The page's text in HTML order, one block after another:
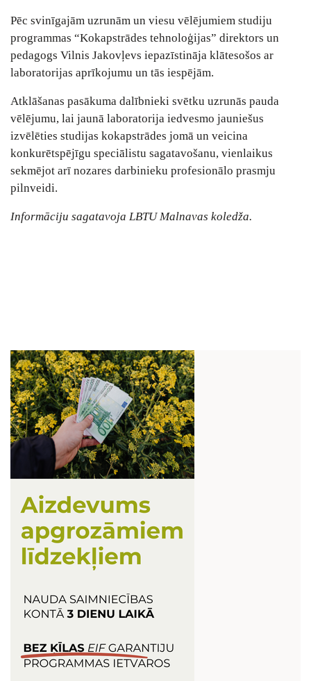
Pēc svinīgajām uzrunām un viesu vēlējumiem studiju
programmas “Kokapstrādes tehnoloģijas” direktors un
pedagogs Vilnis Jakovļevs iepazīstināja klātesošos ar
laboratorijas aprīkojumu un tās iespējām.
Atklāšanas pasākuma dalībnieki svētku uzrunās pauda
vēlējumu, lai jaunā laboratorija iedvesmo jauniešus
izvēlēties studijas kokapstrādes jomā un veicina
konkurētspējīgu speciālistu sagatavošanu, vienlaikus
sekmējot arī nozares darbinieku profesionālo prasmju
pilnveidi.
Informāciju sagatavoja LBTU Malnavas koledža.